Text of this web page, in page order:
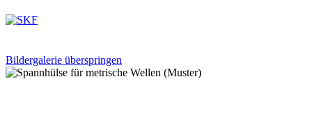
Bildergalerie überspringen